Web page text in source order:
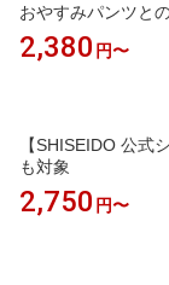
おやすみパンツと
2,380 円〜
【SHISEIDO 公式
も対象
2,750 円〜